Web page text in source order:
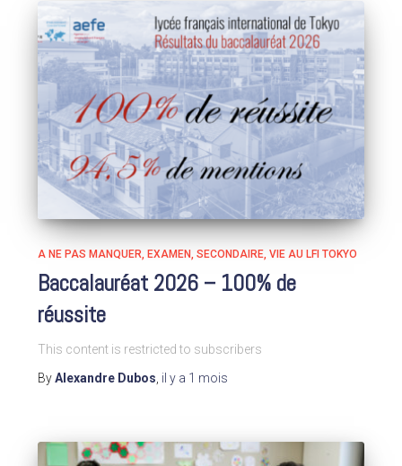
A NE PAS MANQUER EXAMEN SECONDAIRE VIE AU LFI TOKYO
Baccalauréat 2026 – 100% de
réussite
This content is restricted to subscribers
ByAlexandre Dubos il y a 1 mois